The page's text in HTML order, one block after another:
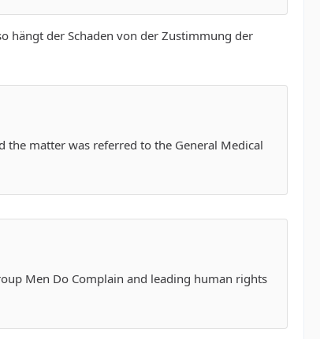
hängt der Schaden von der Zustimmung der
matter was referred to the General Medical
Men Do Complain and leading human rights